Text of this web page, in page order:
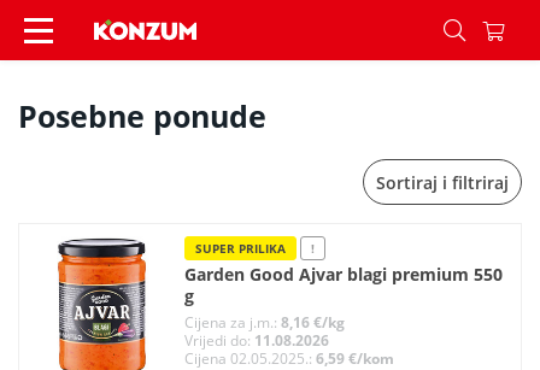
Posebne ponude - Konzum
Posebne ponude
Sortiraj i filtriraj
SUPER PRILIKA !
Garden Good Ajvar blagi premium 550
g
Cijena za j.m.: 8,16 €/kg
Vrijedi do: 11.08.2026
Cijena 02.05.2025.: 6,59 €/kom